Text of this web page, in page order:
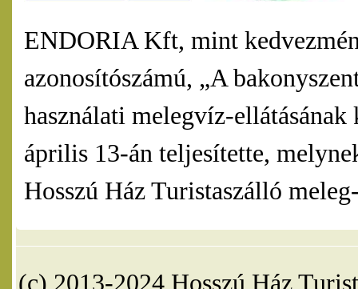
ENDORIA Kft, mint
azonosítószámú, „A
használati melegvíz-
április 13-án teljesítette,
Hosszú Ház Turistaszálló
(c) 2013-2024 Hosszú Ház